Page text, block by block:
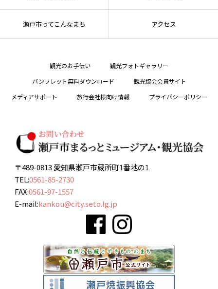
瀬戸市ってこんなまち アクセス
観光のお手伝い
観光フォトギャラリー
パンフレット無料ダウンロード
観光協会会員サイト
メディアサポート
旅行会社様向け情報 プライバシーポリシー
〒489-0813 愛知県瀬戸市蔵所町1番地の1
TEL:0561-85-2730
FAX:0561-97-1557
E-mail:kankou@city.seto.lg.jp